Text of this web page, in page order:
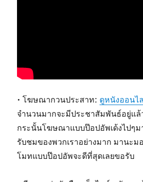
• โฆษณากวนประสาท: ดูหนังออนไ
จำนวนมากจะมีประชาสัมพันธ์อยู่แ
กระนั้นโฆษณาแบบป๊อปอัพเด้งไปๆม
รับชมของพวกเราอย่างมาก มานะม
โมทแบบป๊อปอัพจะดีที่สุดเลยขอรับ